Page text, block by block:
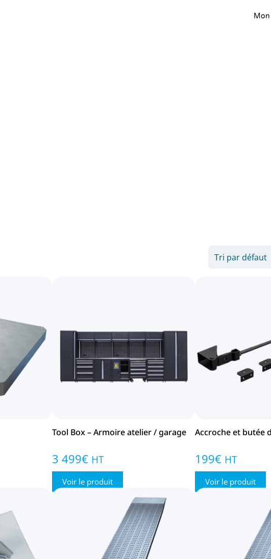
Tool Box – Armoire atelier / garage
3 499€ HT
Voir le produit
Accroche et butée
199€ HT
Voir le produit